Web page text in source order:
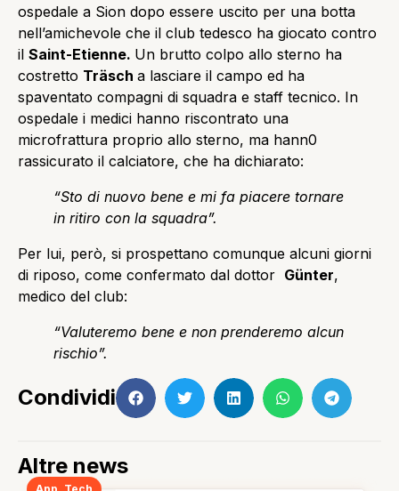
ospedale a Sion dopo essere uscito per una botta
nell’amichevole che il club tedesco ha giocato contro
il Saint-Etienne. Un brutto colpo allo sterno ha
costretto Träsch a lasciare il campo ed ha
spaventato compagni di squadra e staff tecnico. In
ospedale i medici hanno riscontrato una
microfrattura proprio allo sterno, ma hann0
rassicurato il calciatore, che ha dichiarato:
“Sto di nuovo bene e mi fa piacere tornare
in ritiro con la squadra”.
Per lui, però, si prospettano comunque alcuni giorni
di riposo, come confermato dal dottor Günter,
medico del club:
“Valuteremo bene e non prenderemo alcun
rischio”.
Condividi
Altre news